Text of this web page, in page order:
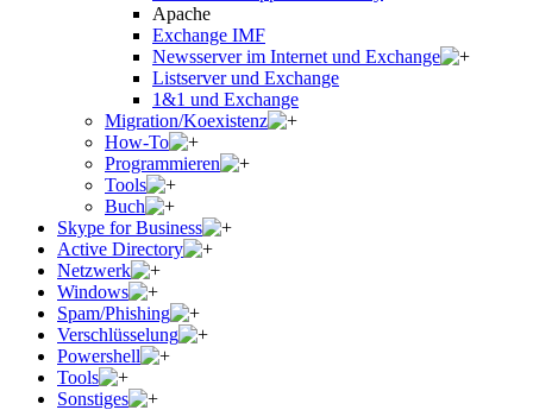
Apache
Exchange IMF
Newsserver im Internet und Exchange
Listserver und Exchange
1&1 und Exchange
Migration/Koexistenz
How-To
Programmieren
Tools
Buch
Skype for Business
Active Directory
Netzwerk
Windows
Spam/Phishing
Verschlüsselung
Powershell
Tools
Sonstiges